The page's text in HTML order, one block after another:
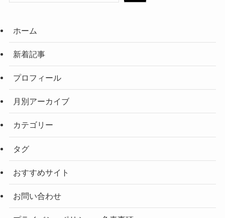
ホーム
新着記事
プロフィール
月別アーカイブ
カテゴリー
タグ
おすすめサイト
お問い合わせ